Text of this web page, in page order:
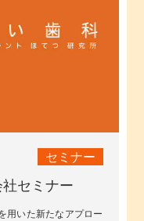
セミナー
セミナー
用いた新たなアプロー